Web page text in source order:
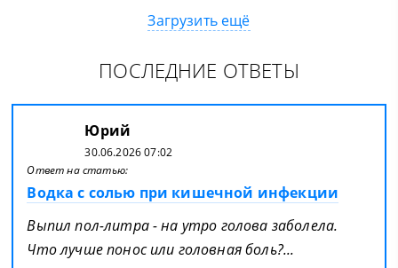
Загрузить ещё
ПОСЛЕДНИЕ ОТВЕТЫ
Юрий
30.06.2026 07:02
Ответ на статью:
Водка с солью при кишечной инфекции
Выпил пол-литра - на утро голова заболела.
Что лучше понос или головная боль?...